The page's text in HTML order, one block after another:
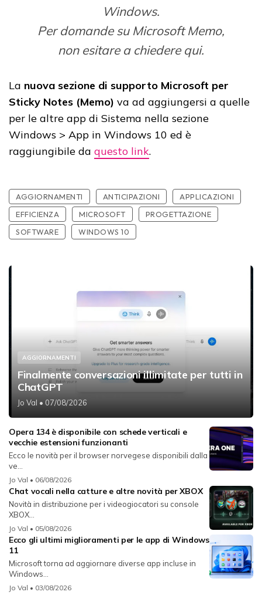
Windows.
Per domande su Microsoft Memo,
non esitare a chiedere qui.
La nuova sezione di supporto Microsoft per
Sticky Notes (Memo) va ad aggiungersi a quelle
per le altre app di Sistema nella sezione
Windows > App in Windows 10 ed è
raggiungibile da questo link.
AGGIORNAMENTI ANTICIPAZIONI
APPLICAZIONI
EFFICIENZA
MICROSOFT
PROGETTAZIONE
SOFTWARE
WINDOWS 10
AGGIORNAMENTI
Finalmente conversazioni illimitate per tutti in
ChatGPT
Jo Val • 07/08/2026
Opera 134 è disponibile con schede verticali e
vecchie estensioni funzionanti
Ecco le novità per il browser norvegese disponibili dalla
ve...
Jo Val • 06/08/2026
Chat vocali nella catture e altre novità per XBOX
Novità in distribuzione per i videogiocatori su console
XBOX...
Jo Val • 05/08/2026
Ecco gli ultimi miglioramenti per le app di Windows
11
Microsoft torna ad aggiornare diverse app incluse in
Windows...
Jo Val • 03/08/2026